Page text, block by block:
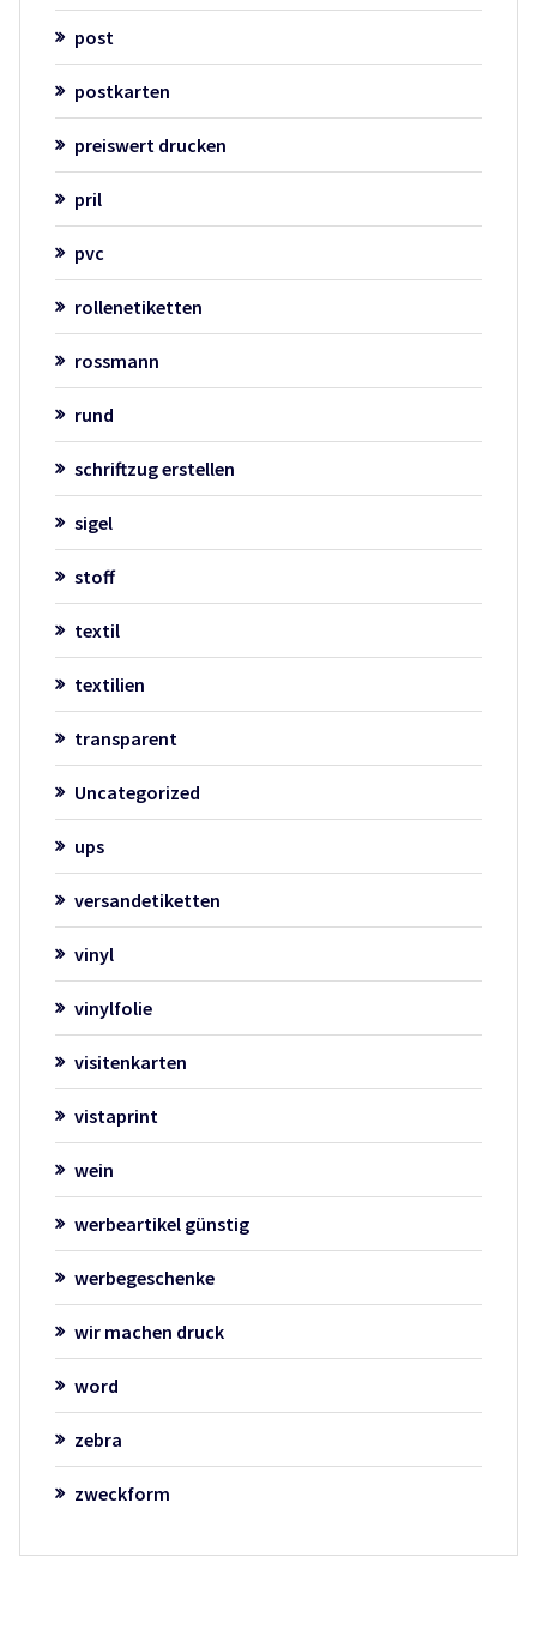
post
postkarten
preiswert drucken
pril
pvc
rollenetiketten
rossmann
rund
schriftzug erstellen
sigel
stoff
textil
textilien
transparent
Uncategorized
ups
versandetiketten
vinyl
vinylfolie
visitenkarten
vistaprint
wein
werbeartikel günstig
werbegeschenke
wir machen druck
word
zebra
zweckform